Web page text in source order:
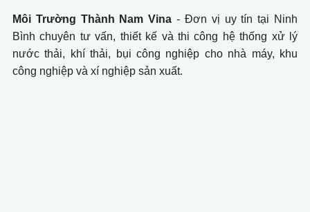
Môi Trường Thành Nam Vina - Đơn vị uy tín tại Ninh
Bình chuyên tư vấn, thiết kế và thi công hệ thống xử lý
nước thải, khí thải, bụi công nghiệp cho nhà máy, khu
công nghiệp và xí nghiệp sản xuất.